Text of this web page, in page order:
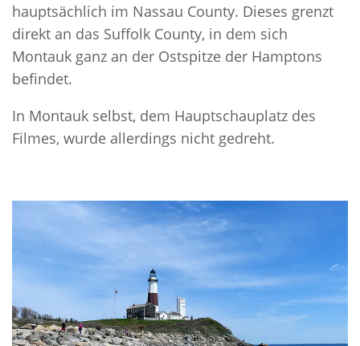
hauptsächlich im Nassau County. Dieses grenzt
direkt an das Suffolk County, in dem sich
Montauk ganz an der Ostspitze der Hamptons
befindet.
In Montauk selbst, dem Hauptschauplatz des
Filmes, wurde allerdings nicht gedreht.